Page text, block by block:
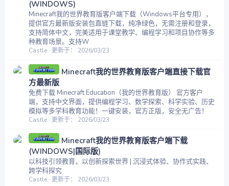
(WINDOWS)
Minecraft我的世界教育版客户端下载（Windows平台专用），
提供官方最新版安装包直链下载，纯净绿色，无需注册和登录，
支持简体中文，完美适用于课堂教学、编程学习和项目协作等多
种教育场景。支持W
Castle 更新于： 2026/03/23
Minecraft我的世界教育版客户端直接下载官
方最新版
免费下载 Minecraft Education（我的世界教育版） 官方客户
端，支持中文界面，提供编程学习、数学探索、科学实验、历史
模拟等多学科教育功能！一键安装，官方正版，安全无广告！
Castle 更新于： 2026/03/23
Minecraft我的世界教育版客户端下载
(WINDOWS|国际版)
以科技引领教育，以创新探索世界 | 沉浸式体验、协作式实践、
跨学科探究
Castle 更新于： 2026/03/23